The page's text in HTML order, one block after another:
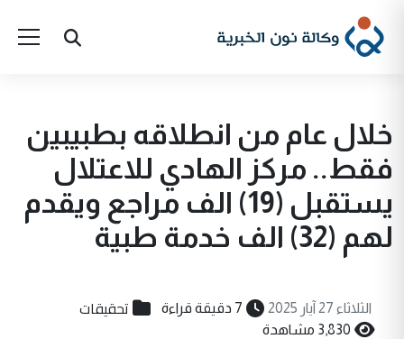
خلال عام من انطلاقه بطبيبين
فقط.. مركز الهادي للاعتلال
يستقبل (19) الف مراجع ويقدم
لهم (32) الف خدمة طبية
الثلاثاء 27 آيار 2025 7 دقيقة قراءة تحقيقات
3,830 مشاهدة